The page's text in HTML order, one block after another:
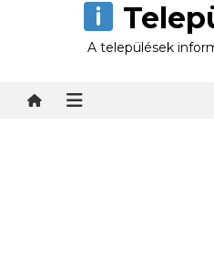
A települések